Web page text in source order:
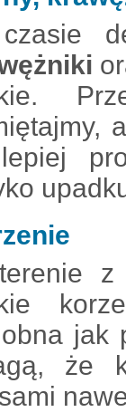
z
jak
że